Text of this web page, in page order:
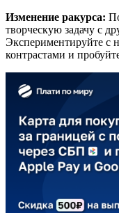
Изменение ракурса:
творческую задачу с
Экспериментируйте с
контрастами и